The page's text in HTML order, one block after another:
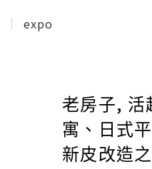
expo
老房子, 活
寓、日式
新皮改造